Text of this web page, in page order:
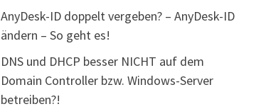
AnyDesk-ID doppelt vergeben? – AnyDesk-ID
ändern – So geht es!
DNS und DHCP besser NICHT auf dem
Domain Controller bzw. Windows-Server
betreiben?!